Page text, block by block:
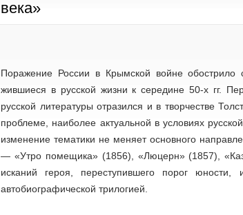
века»
Поражение России в Крымской войне
жившиеся в русской жизни к середине 50-х гг.
русской литературы отразился и в творчестве
проблеме, наиболее актуальной в условиях
изменение тематики не меняет основного
— «Утро помещика» (1856), «Люцерн» (1857),
ис­каний героя, переступившего порог
автобиогра­фической трилогией.